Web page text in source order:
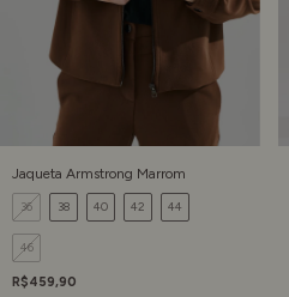
Jaqueta Armstrong Marrom
36 38 40 42 44
46
R$459,90